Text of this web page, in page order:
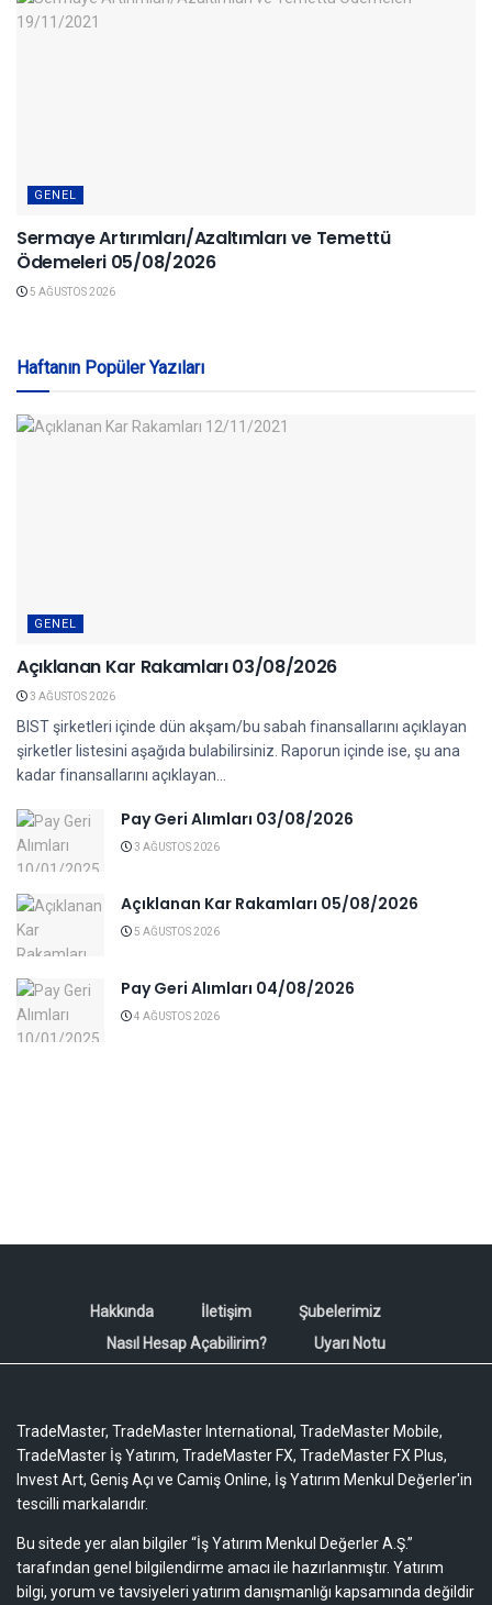
GENEL
Sermaye Artırımları/Azaltımları ve Temettü
Ödemeleri 05/08/2026
5 AĞUSTOS 2026
Haftanın Popüler Yazıları
GENEL
Açıklanan Kar Rakamları 03/08/2026
3 AĞUSTOS 2026
BIST şirketleri içinde dün akşam/bu sabah finansallarını açıklayan
şirketler listesini aşağıda bulabilirsiniz. Raporun içinde ise, şu ana
kadar finansallarını açıklayan...
Pay Geri Alımları 03/08/2026
3 AĞUSTOS 2026
Açıklanan Kar Rakamları 05/08/2026
5 AĞUSTOS 2026
Pay Geri Alımları 04/08/2026
4 AĞUSTOS 2026
Hakkında İletişim
Şubelerimiz
Nasıl Hesap Açabilirim?
Uyarı Notu
TradeMaster, TradeMaster International, TradeMaster Mobile,
TradeMaster İş Yatırım, TradeMaster FX, TradeMaster FX Plus,
Invest Art, Geniş Açı ve Camiş Online, İş Yatırım Menkul Değerler'in
tescilli markalarıdır.
Bu sitede yer alan bilgiler “İş Yatırım Menkul Değerler A.Ş.”
tarafından genel bilgilendirme amacı ile hazırlanmıştır. Yatırım
bilgi, yorum ve tavsiyeleri yatırım danışmanlığı kapsamında değildir